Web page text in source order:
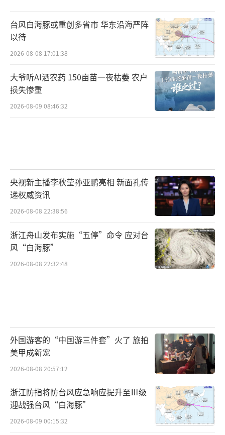
台风白海豚或重创多省市 华东沿海严阵
以待
2026-08-08 17:01:38
大爷听AI洒农药 150亩苗一夜枯萎 农户
损失惨重
2026-08-09 08:46:32
央视新主播李秋莹孙亚鹏亮相 新面孔传
递权威资讯
2026-08-08 22:38:56
浙江舟山发布实施“五停”命令 应对台
风“白海豚”
2026-08-08 22:32:48
外国游客的“中国游三件套”火了 旅拍
美甲成新宠
2026-08-08 20:57:12
浙江防指将防台风应急响应提升至Ⅲ级
迎战强台风“白海豚”
2026-08-09 00:15:32